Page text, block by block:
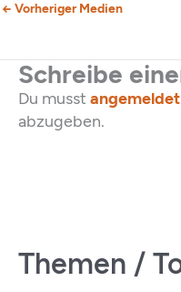
← Vorheriger Medien
Schreibe
Du musst angemeldet
abzugeben.
Themen /